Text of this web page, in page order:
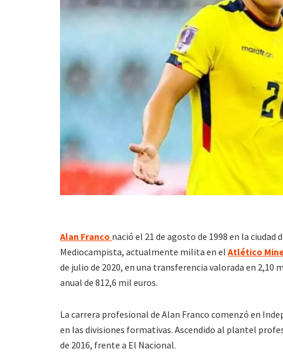
Alan Franco nació el 21 de agosto de 1998 en la ciudad
Mediocampista, actualmente milita en el Atlético
de julio de 2020, en una transferencia valorada en
anual de 812,6 mil euros.
La carrera profesional de Alan Franco comenzó en
en las divisiones formativas. Ascendido al plantel
de 2016, frente a El Nacional.